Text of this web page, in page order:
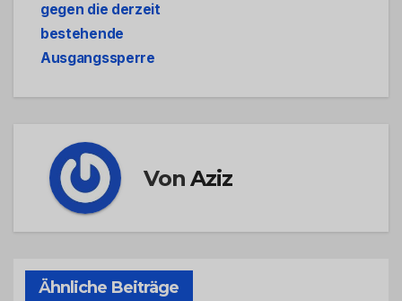
gegen die derzeit
bestehende
Ausgangssperre
VonAziz
Ähnliche Beiträge